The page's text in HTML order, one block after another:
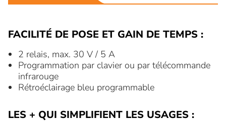
FACILITÉ DE POSE ET GAIN DE TEMPS :
2 relais, max. 30 V / 5 A
Programmation par clavier ou par télécommande
infrarouge
Rétroéclairage bleu programmable
LES + QUI SIMPLIFIENT LES USAGES :